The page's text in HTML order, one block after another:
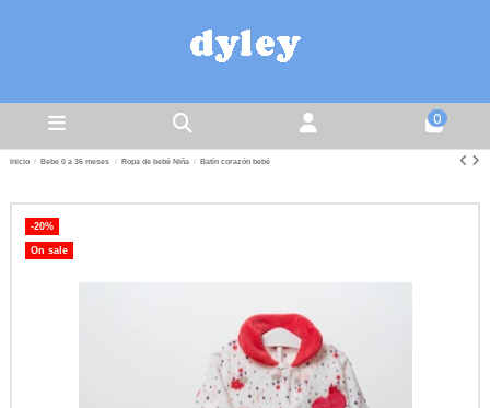
0
Inicio Bebe 0 a 36 meses Ropa de bebé Niña Batín corazón bebé
-20%
On sale